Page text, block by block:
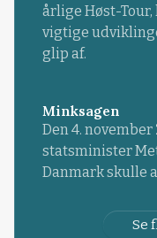
årlige Høst-
vigtige
glip af.
Minksagen
Den 4.
statsminister
Danmark skulle
Se